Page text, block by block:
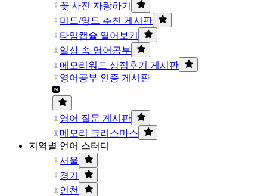
꽃 사진 자랑하기
미드/영드 추천 게시판
타임캡슐 열어보기
일상 속 영어공부
메모리워드 상점후기 게시판
영어공부 인증 게시판
영어 질문 게시판
메모리 크리스마스
지역별 언어 스터디
서울
경기
인천